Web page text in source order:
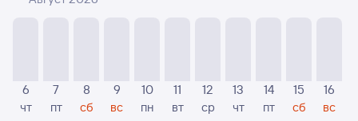
Если никто не искал авиабилетов по маршруту Лас-
Вегас — Лос-Анджелес, то цены могут отсутствовать
6
чт
7
пт
8
сб
9
вс
10
пн
11
вт
12
ср
13
чт
14
пт
15
сб
16
вс